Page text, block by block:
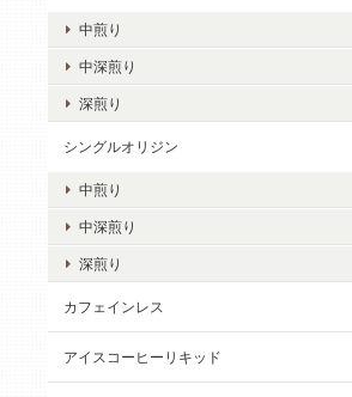
中煎り
中深煎り
深煎り
シングルオリジン
中煎り
中深煎り
深煎り
カフェインレス
アイスコーヒーリキッド